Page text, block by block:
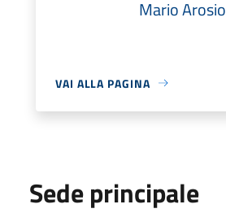
Mario Arosio
VAI ALLA PAGINA
Sede principale